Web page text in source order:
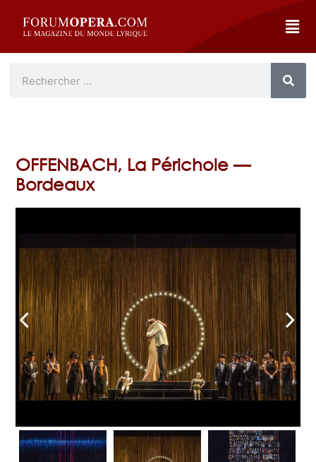
OFFENBACH, La Périchole —
Bordeaux
arrow_back_ios arrow_forward_ios